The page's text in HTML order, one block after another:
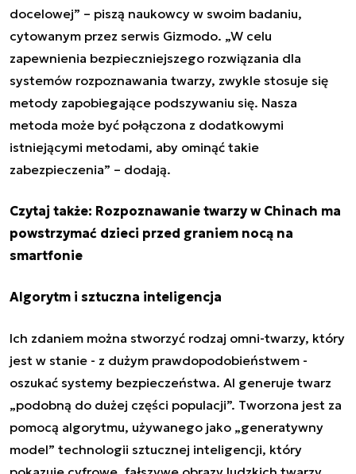
docelowej” – piszą naukowcy w swoim badaniu,
cytowanym przez serwis Gizmodo. „W celu
zapewnienia bezpieczniejszego rozwiązania dla
systemów rozpoznawania twarzy, zwykle stosuje się
metody zapobiegające podszywaniu się. Nasza
metoda może być połączona z dodatkowymi
istniejącymi metodami, aby ominąć takie
zabezpieczenia” – dodają.
Czytaj także: Rozpoznawanie twarzy w Chinach ma
powstrzymać dzieci przed graniem nocą na
smartfonie
Algorytm i sztuczna inteligencja
Ich zdaniem można stworzyć rodzaj omni-twarzy, który
jest w stanie - z dużym prawdopodobieństwem -
oszukać systemy bezpieczeństwa. AI generuje twarz
„podobną do dużej części populacji”. Tworzona jest za
pomocą algorytmu, używanego jako „generatywny
model” technologii sztucznej inteligencji, który